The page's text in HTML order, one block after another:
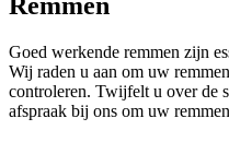
Goed werkende remmen zijn
Wij raden u aan om uw
controleren. Twijfelt u over de
afspraak bij ons om uw